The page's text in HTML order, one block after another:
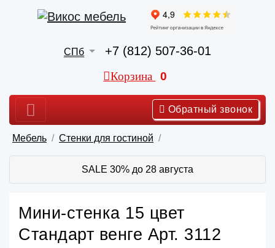
СПб +7 (812) 507-36-01
Корзина 0
Обратный звонок
Мебель Стенки для гостиной
SALE 30% до 28 августа
Мини-стенка 15 цвет
Стандарт венге Арт. 3112